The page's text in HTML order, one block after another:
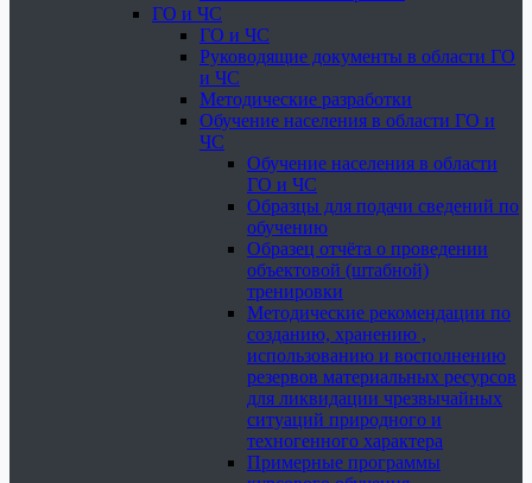
ГО и ЧС
ГО и ЧС
Руководящие документы в области ГО
и ЧС
Методические разработки
Обучение населения в области ГО и
ЧС
Обучение населения в области
ГО и ЧС
Образцы для подачи сведений по
обучению
Образец отчёта о проведении
объектовой (штабной)
тренировки
Методические рекомендации по
созданию, хранению ,
использованию и восполнению
резервов материальных ресурсов
для ликвидации чрезвычайных
ситуаций природного и
техногенного характера
Примерные программы